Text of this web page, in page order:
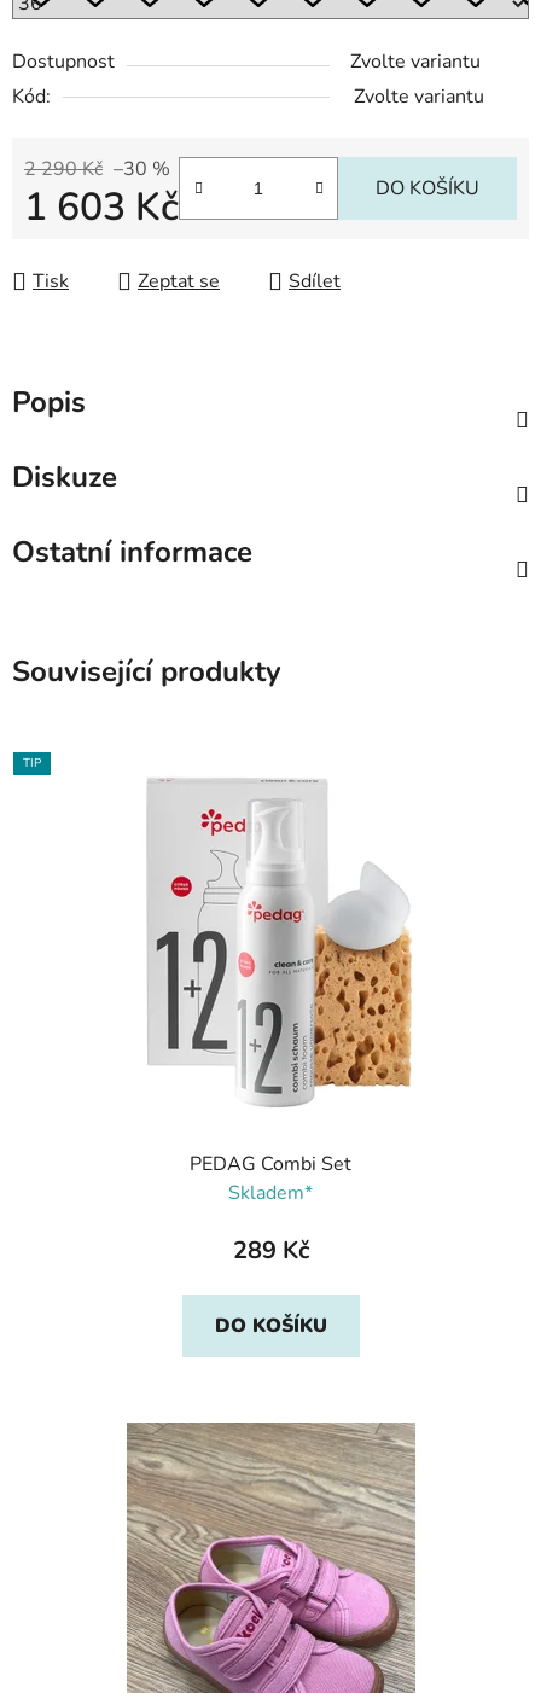
Dostupnost
Zvolte variantu
Kód:
Zvolte variantu
2 290 Kč –30 %
1 603 Kč DO KOŠÍKU
Tisk Zeptat se Sdílet
Popis
Diskuze
Ostatní informace
Související produkty
TIP
PEDAG Combi Set
Skladem*
289 Kč
DO KOŠÍKU